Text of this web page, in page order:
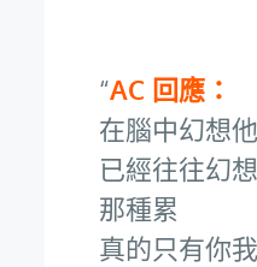
AC 回應：
在腦中幻想
已經往往幻
那種累
真的只有你